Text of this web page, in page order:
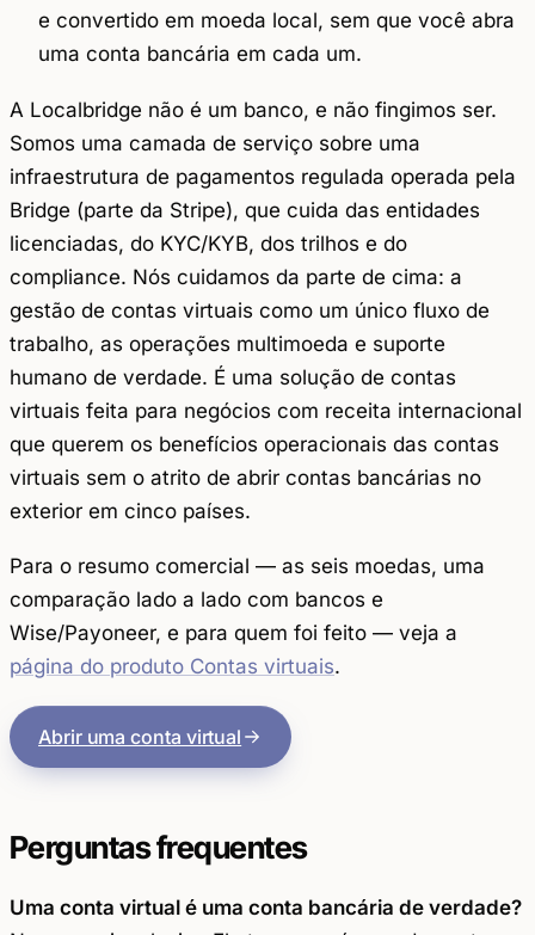
e convertido em moeda local, sem que você abra
uma conta bancária em cada um.
A Localbridge não é um banco, e não fingimos ser.
Somos uma camada de serviço sobre uma
infraestrutura de pagamentos regulada operada pela
Bridge (parte da Stripe), que cuida das entidades
licenciadas, do KYC/KYB, dos trilhos e do
compliance. Nós cuidamos da parte de cima: a
gestão de contas virtuais como um único fluxo de
trabalho, as operações multimoeda e suporte
humano de verdade. É uma solução de contas
virtuais feita para negócios com receita internacional
que querem os benefícios operacionais das contas
virtuais sem o atrito de abrir contas bancárias no
exterior em cinco países.
Para o resumo comercial — as seis moedas, uma
comparação lado a lado com bancos e
Wise/Payoneer, e para quem foi feito — veja a
página do produto Contas virtuais.
Abrir uma conta virtual
Perguntas frequentes
Uma conta virtual é uma conta bancária de verdade?